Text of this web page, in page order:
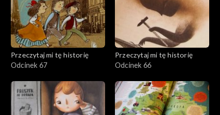
Przeczytaj mi tę historię
Odcinek 67
Przeczytaj mi tę historię
Odcinek 66